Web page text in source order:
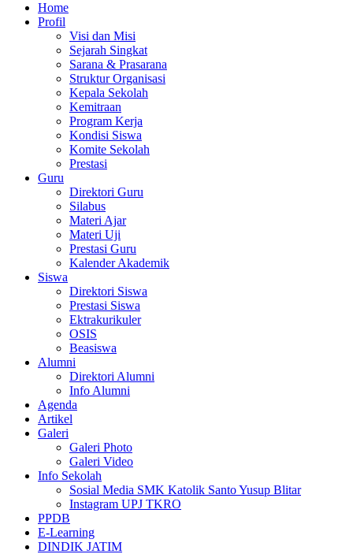
Home
Profil
Visi dan Misi
Sejarah Singkat
Sarana & Prasarana
Struktur Organisasi
Kepala Sekolah
Kemitraan
Program Kerja
Kondisi Siswa
Komite Sekolah
Prestasi
Guru
Direktori Guru
Silabus
Materi Ajar
Materi Uji
Prestasi Guru
Kalender Akademik
Siswa
Direktori Siswa
Prestasi Siswa
Ektrakurikuler
OSIS
Beasiswa
Alumni
Direktori Alumni
Info Alumni
Agenda
Artikel
Galeri
Galeri Photo
Galeri Video
Info Sekolah
Sosial Media SMK Katolik Santo Yusup Blitar
Instagram UPJ TKRO
PPDB
E-Learning
DINDIK JATIM